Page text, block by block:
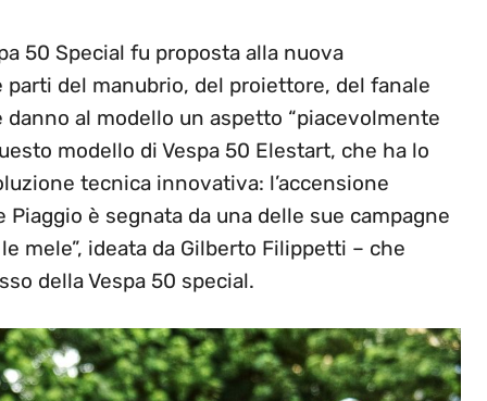
50 Special fu proposta alla nuova
del manubrio, del proiettore, del fanale
al modello un aspetto “piacevolmente
modello di Vespa 50 Elestart, che ha lo
tecnica innovativa: l’accensione
è segnata da una delle sue campagne
mele”, ideata da Gilberto Filippetti – che
della Vespa 50 special.